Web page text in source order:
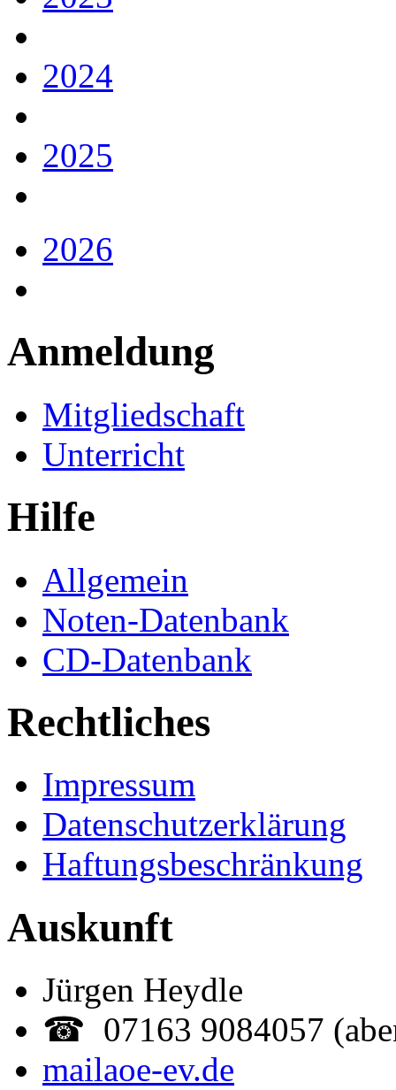
2024
2025
2026
Anmeldung
Mitgliedschaft
Unterricht
Hilfe
Allgemein
Noten-Datenbank
CD-Datenbank
Rechtliches
Impressum
Datenschutzerklärung
Haftungsbeschränkung
Auskunft
Jürgen Heydle
☎ 07163 9084057
mailaoe-ev.de